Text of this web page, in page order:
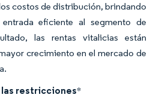
costos de distribución, brindando
eficiente al segmento de
las rentas vitalicias están
crecimiento en el mercado de
restricciones*